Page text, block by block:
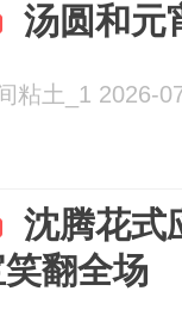
汤圆和元
粘土_1 2026-
沈腾花式
翻全场